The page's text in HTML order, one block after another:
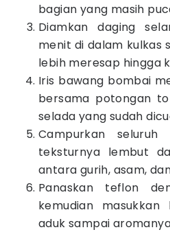
bagian yang masih
Diamkan daging
menit di dalam kulkas
lebih meresap hingga
Iris bawang bombai
bersama potongan
selada yang sudah
Campurkan
teksturnya lembut
antara gurih, asam,
Panaskan teflon
kemudian
aduk sampai